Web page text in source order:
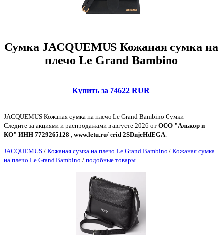
Сумка JACQUEMUS Кожаная сумка на
плечо Le Grand Bambino
Купить за 74622 RUR
JACQUEMUS Кожаная сумка на плечо Le Grand Bambino Сумки
Следите за акциями и распродажами в августе 2026 от ООО "Алькор и
КО" ИНН 7729265128 , www.letu.ru/ erid 2SDnjeHdEGA
JACQUEMUS / Кожаная сумка на плечо Le Grand Bambino / Кожаная сумка
на плечо Le Grand Bambino / подобные товары